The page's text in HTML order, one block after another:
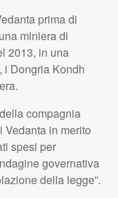
prima di
miniera di
2013, in una
, i Dongria Kondh
compagnia
in merito
spesi per
governativa
della legge”.